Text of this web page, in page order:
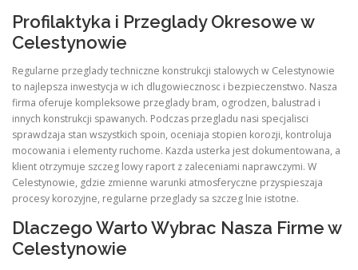
Profilaktyka i Przeglady Okresowe w
Celestynowie
Regularne przeglady techniczne konstrukcji stalowych w Celestynowie
to najlepsza inwestycja w ich dlugowiecznosc i bezpieczenstwo. Nasza
firma oferuje kompleksowe przeglady bram, ogrodzen, balustrad i
innych konstrukcji spawanych. Podczas przegladu nasi specjalisci
sprawdzaja stan wszystkich spoin, oceniaja stopien korozji, kontroluja
mocowania i elementy ruchome. Kazda usterka jest dokumentowana, a
klient otrzymuje szczeg lowy raport z zaleceniami naprawczymi. W
Celestynowie, gdzie zmienne warunki atmosferyczne przyspieszaja
procesy korozyjne, regularne przeglady sa szczeg lnie istotne.
Dlaczego Warto Wybrac Nasza Firme w
Celestynowie